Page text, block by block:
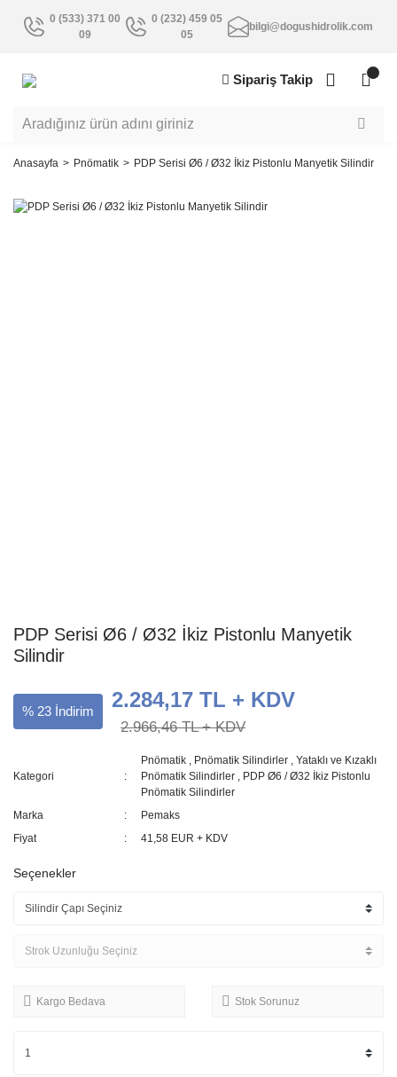
0 (533) 371 00
09
0 (232) 459 05
05
bilgi@dogushidrolik.com
Sipariş Takip
Anasayfa Pnömatik PDP Serisi Ø6 / Ø32 İkiz Pistonlu Manyetik Silindir
PDP Serisi Ø6 / Ø32 İkiz Pistonlu Manyetik
Silindir
% 23 İndirim 2.284,17 TL + KDV
2.966,46 TL + KDV
Kategori
Pnömatik , Pnömatik Silindirler ,Yataklı ve Kızaklı
Pnömatik Silindirler , PDP Ø6 / Ø32 İkiz Pistonlu
Pnömatik Silindirler
Marka
Pemaks
Fiyat
41,58 EUR + KDV
Seçenekler
Kargo Bedava Stok Sorunuz